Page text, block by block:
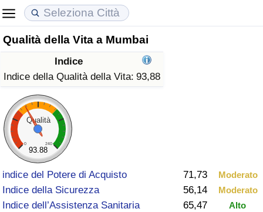
Qualità della Vita a Mumbai
Indice
Indice della Qualità della Vita: 93,88
Qualità
0 240
93.88
indice del Potere di Acquisto 71,73 Moderato
Indice della Sicurezza 56,14 Moderato
Indice dell’Assistenza Sanitaria 65,47 Alto
Costo della vita
Indice Del Costo Della Vita (corrente)
Indice Del Costo Della Vita
Indice del Costo della Vita per Nazione
ad Aqaba
Prezzi degli immobili
Indice del Prezzo delle Case (Corrente)
Indice del Prezzo delle Case
Indice del Prezzo delle Case per Nazione
Qualità della Vita
Indice della Qualità della Vita
Indice della Qualità della Vita (Corrente)
Indice della qualità della vita per Paese
Criminalità
Indice del Tasso di Criminalità (Corrente)